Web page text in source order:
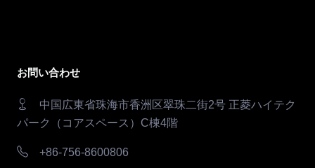
お問い合わせ
中国広東省珠海市香洲区翠珠二街2号 正菱ハイテク
パーク（コアスペース）C棟4階
+86-756-8600806